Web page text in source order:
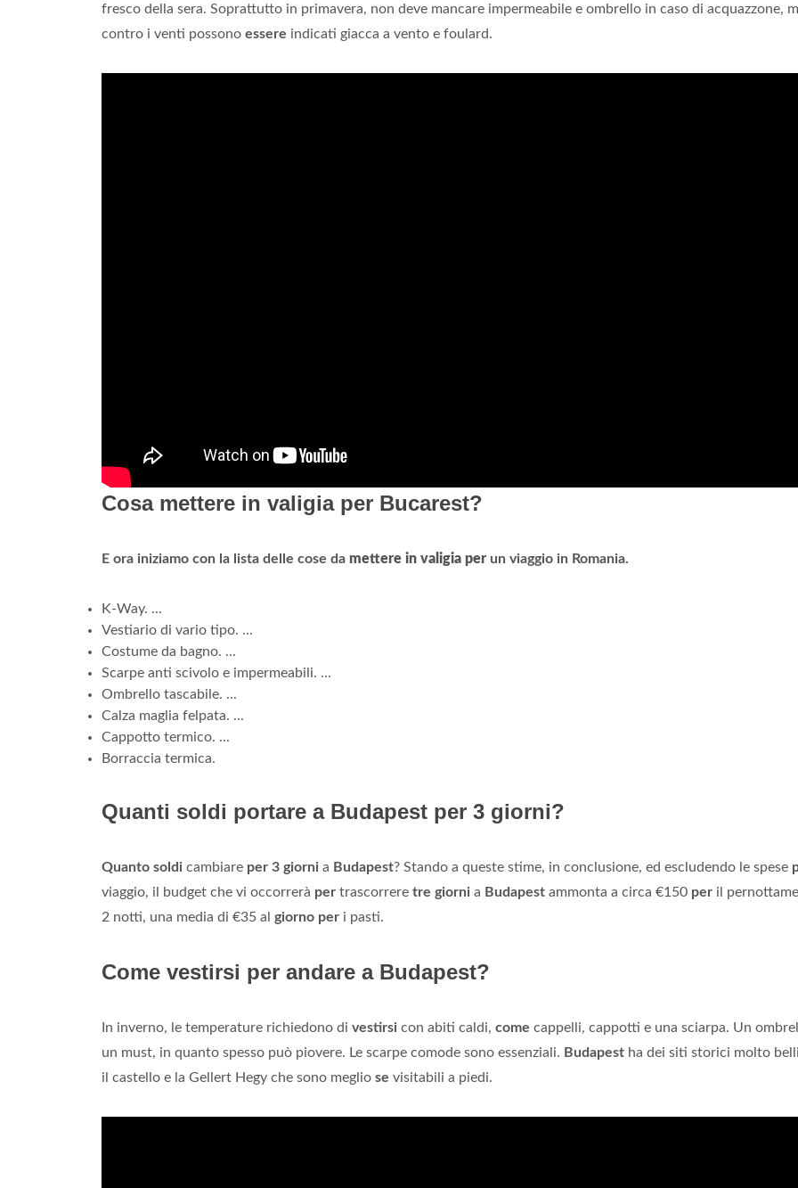
fresco della sera. Soprattutto in primavera, non deve mancare impermeabile e ombrello in caso di acquazzone,
contro i venti possono essere indicati giacca a vento e foulard.
Cosa mettere in valigia per Bucarest?
E ora iniziamo con la lista delle cose da mettere in valigia per un viaggio in Romania.
K-Way. ...
Vestiario di vario tipo. ...
Costume da bagno. ...
Scarpe anti scivolo e impermeabili. ...
Ombrello tascabile. ...
Calza maglia felpata. ...
Cappotto termico. ...
Borraccia termica.
Quanti soldi portare a Budapest per 3 giorni?
Quanto soldi cambiare per 3 giorni a Budapest? Stando a queste stime, in conclusione, ed escludendo le spese
viaggio, il budget che vi occorrerà per trascorrere tre giorni a Budapest ammonta a circa €150 per il
2 notti, una media di €35 al giorno per i pasti.
Come vestirsi per andare a Budapest?
In inverno, le temperature richiedono di vestirsi con abiti caldi, come cappelli, cappotti e una sciarpa. Un
un must, in quanto spesso può piovere. Le scarpe comode sono essenziali. Budapest ha dei siti storici molto belli
il castello e la Gellert Hegy che sono meglio se visitabili a piedi.